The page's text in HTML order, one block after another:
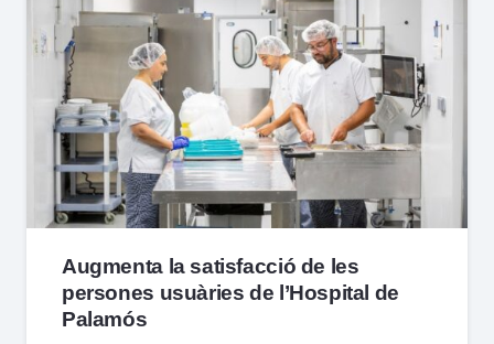
Augmenta la satisfacció de les
persones usuàries de l’Hospital de
Palamós